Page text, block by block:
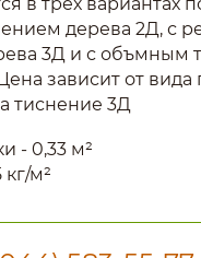
дерева 2Д, с
3Д и с объмным
зависит от вида
тиснение 3Д
- 0,33 м²
кг/м²